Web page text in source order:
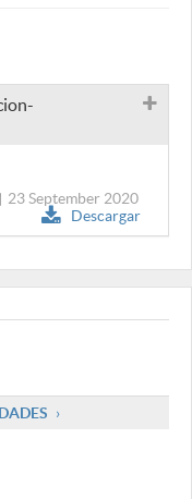
23 September 2020
Descargar